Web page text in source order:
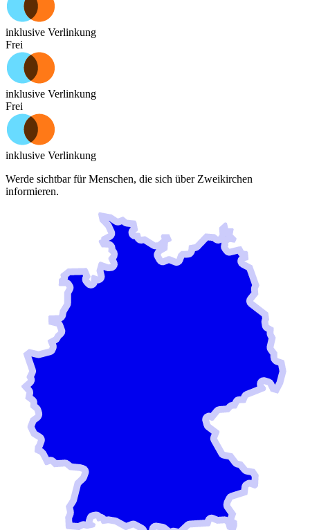
inklusive Verlinkung
Frei
inklusive Verlinkung
Frei
inklusive Verlinkung
Werde sichtbar für Menschen, die sich überZweikirchen
informieren.